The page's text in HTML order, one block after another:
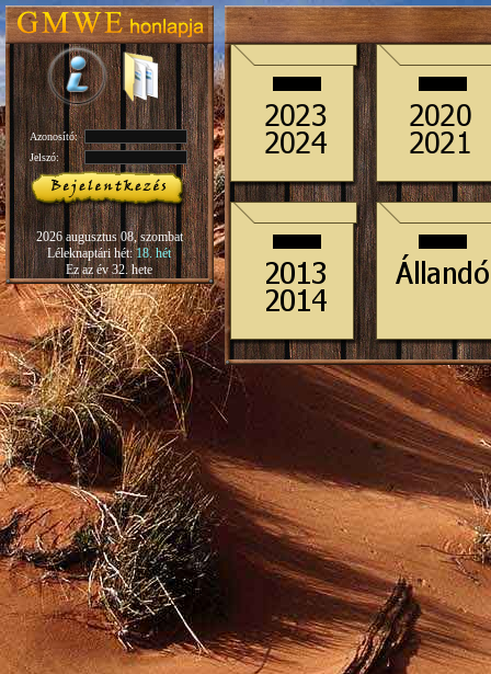
Azonosító:
Jelszó:
2026 augusztus 08, szombat
Léleknaptári hét:18. hét
Ez az év 32. hete